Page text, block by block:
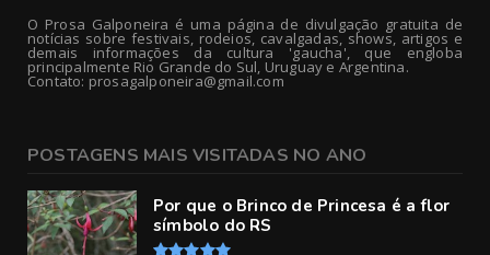
O Prosa Galponeira é uma página de divulgação gratuita de
notícias sobre festivais, rodeios, cavalgadas, shows, artigos e
demais informações da cultura 'gaucha', que engloba
principalmente Rio Grande do Sul, Uruguay e Argentina.
Contato: prosagalponeira@gmail.com
POSTAGENS MAIS VISITADAS NO ANO
Por que o Brinco de Princesa é a flor
símbolo do RS